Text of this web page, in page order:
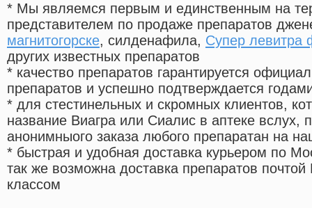
* Мы являемся первым и единственным на
представителем по продаже препаратов
магнитогорске, силденафила, Супер левитра
других известных препаратов
* качество препаратов гарантируется
препаратов и успешно подтверждается
* для стестинельных и скромных клиентов,
название Виагра или Сиалис в аптеке вслух,
анонимныого заказа любого препаратан на
* быстрая и удобная доставка курьером по
так же возможна доставка препаратов
классом